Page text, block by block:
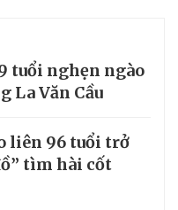
tuổi nghẹn ngào
La Văn Cầu
liên 96 tuổi trở
tìm hài cốt